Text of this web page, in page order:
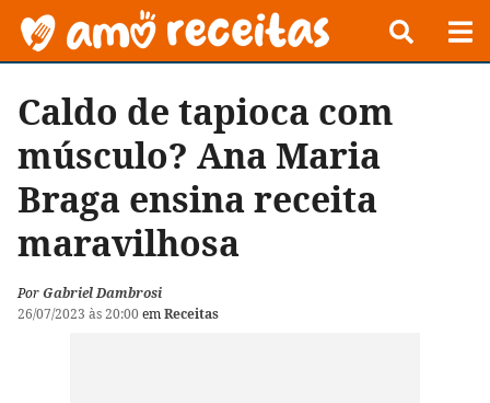
Caldo de tapioca com
músculo? Ana Maria
Braga ensina receita
maravilhosa
PorGabriel Dambrosi
26/07/2023 às 20:00 emReceitas